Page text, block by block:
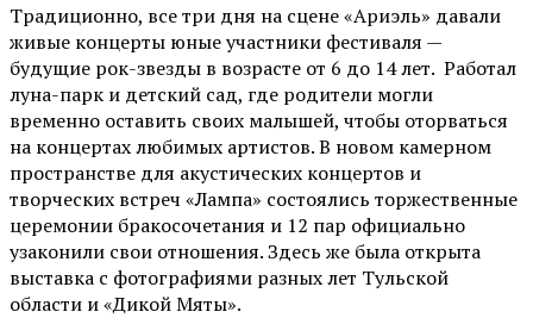
Традиционно, все три дня на сцене«Ариэль» давали
живые концерты юные участники фестиваля —
будущие рок-звезды в возрасте от 6 до 14 лет. Работал
луна-парк и детский сад, где родители могли
временно оставить своих малышей, чтобы оторваться
на концертах любимых артистов. В новом камерном
пространстве для акустических концертов и
творческих встреч «Лампа» состоялись торжественные
церемонии бракосочетания и 12 пар официально
узаконили свои отношения. Здесь же была открыта
выставка с фотографиями разных лет Тульской
области и «Дикой Мяты».